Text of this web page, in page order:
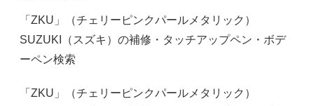
「ZKU」（チェリーピンクパールメタリック）
SUZUKI（スズキ）の補修・タッチアップペン・ボデ
ーペン検索
「ZKU」（チェリーピンクパールメタリック）